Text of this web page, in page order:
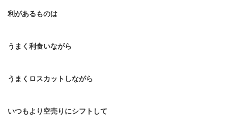
利があるものは
うまく利食いながら
うまくロスカットしながら
いつもより空売りにシフトして